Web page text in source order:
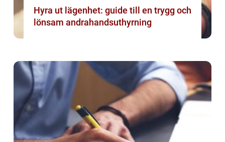
Hyra ut lägenhet: guide till en trygg och
lönsam andrahandsuthyrning